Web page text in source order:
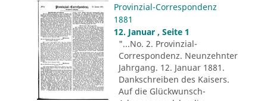
Provinzial-Correspondenz
1881
12. Januar , Seite 1
"...No. 2. Provinzial-
Correspondenz. Neunzehnter
Jahrgang. 12. Januar 1881.
Dankschreiben des Kaisers.
Auf die Glückwunsch-